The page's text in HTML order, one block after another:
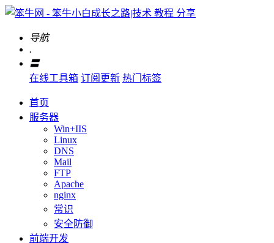
导航
.
〓
在线工具箱 订阅更新 热门标签
首页
服务器
Win+IIS
Linux
DNS
Mail
FTP
Apache
nginx
常识
安全防御
前端开发